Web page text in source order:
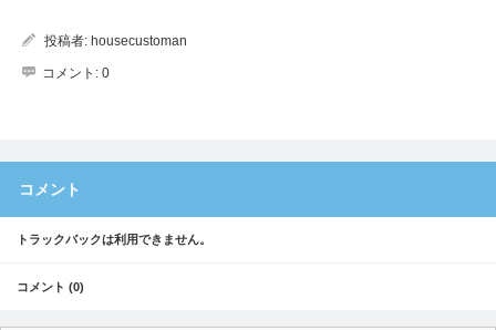
投稿者: housecustoman
コメント: 0
コメント
トラックバックは利用できません。
コメント (0)